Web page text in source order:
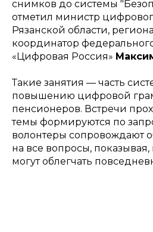
снимков до системы
отметил министр
Рязанской области,
координатор
«Цифровая Россия»
Такие занятия — часть
повышению цифровой
пенсионеров. Встречи
темы формируются по
волонтеры сопровождают
на все вопросы, показывая,
могут облегчать